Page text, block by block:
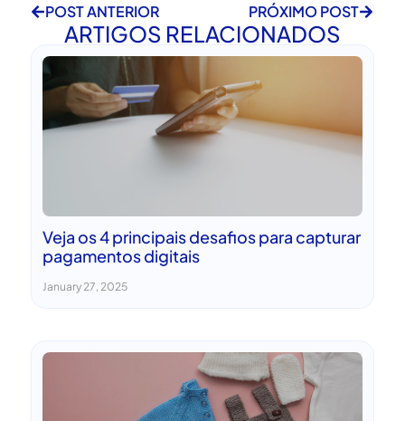
POST ANTERIOR
PRÓXIMO POST
ARTIGOS RELACIONADOS
Veja os 4 principais desafios para capturar
pagamentos digitais
January 27, 2025